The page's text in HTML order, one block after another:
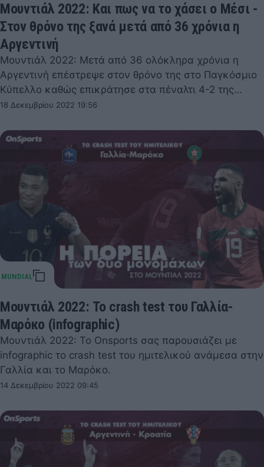
Μουντιάλ 2022: Και πως να το χάσει ο Μέσι -
Στον θρόνο της ξανά μετά από 36 χρόνια η
Αργεντινή
Μουντιάλ 2022: Μετά από 36 ολόκληρα χρόνια η
Αργεντινή επέστρεψε στον θρόνο της στο Παγκόσμιο
Κύπελλο καθώς επικράτησε στα πέναλτι 4-2 της…
18 Δεκεμβρίου 2022 19:56
Μουντιάλ 2022: Το crash test του Γαλλία-
Μαρόκο (infographic)
Μουντιάλ 2022: Το Onsports σας παρουσιάζει με
infographic το crash test του ημιτελικού ανάμεσα στην
Γαλλία και το Μαρόκο.
14 Δεκεμβρίου 2022 09:45